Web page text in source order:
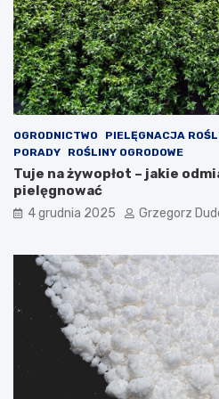
d
z
i
e
c
i
s
n
ą
r
ę
k
ę
OGRODNICTWO PIELĘGNACJA
PORADY
ROŚLINY OGRODOWE
Tuje na żywopłot – jakie
pielęgnować
4 grudnia 2025 Grzegorz